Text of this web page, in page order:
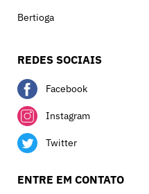
Bertioga
REDES SOCIAIS
Facebook
Instagram
Twitter
ENTRE EM CONTATO